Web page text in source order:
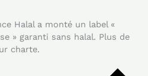
Halal a monté un label «
» garanti sans halal. Plus de
charte.